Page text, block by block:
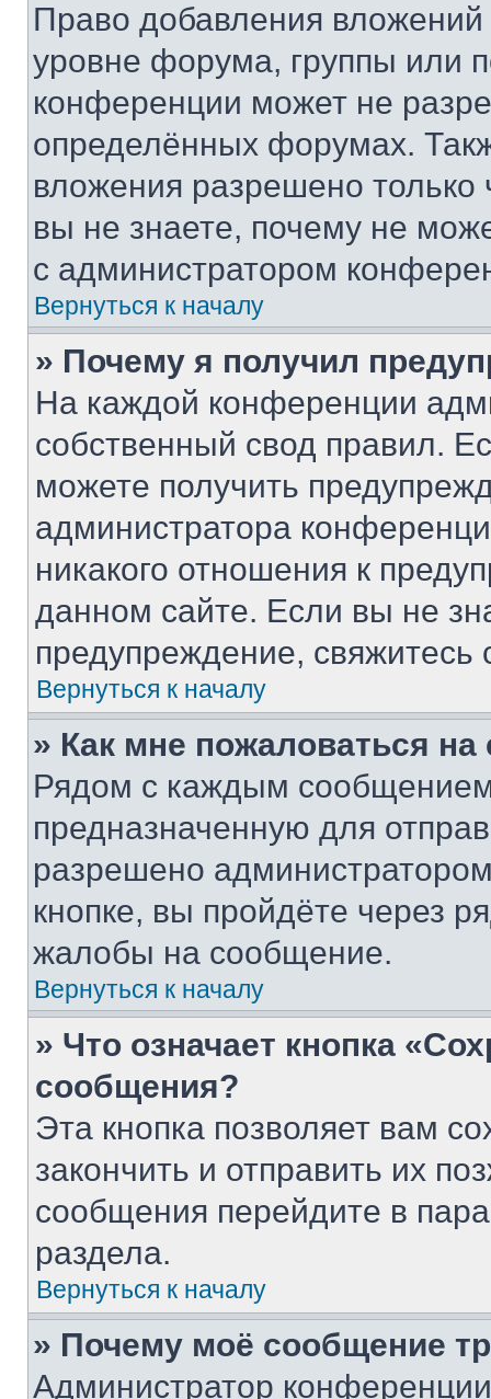
Право добавления
уровне форума, группы или
конференции может не
определённых форумах.
вложения разрешено
вы не знаете, почему не
с администратором
Вернуться к началу
» Почему я получил
На каждой конференции
собственный свод правил.
можете получить
администратора
никакого отношения к
данном сайте. Если вы не
предупреждение,
Вернуться к началу
» Как мне пожаловаться
Рядом с каждым сообщением
предназначенную для
разрешено
кнопке, вы пройдёте через
жалобы на сообщение.
Вернуться к началу
» Что означает кнопка
сообщения?
Эта кнопка позволяет вам
закончить и отправить их
сообщения перейдите в
раздела.
Вернуться к началу
» Почему моё сообщение
Администратор